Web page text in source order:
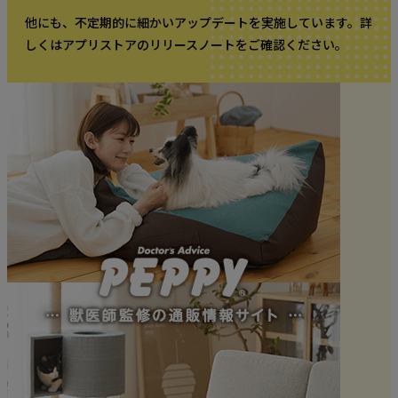
他にも、不定期的に細かいアップデートを実施しています。詳
しくはアプリストアのリリースノートをご確認ください。